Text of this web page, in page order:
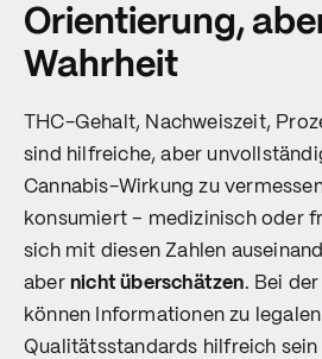
Orientierung,
Wahrheit
THC-Gehalt, Nachweiszeit,
sind hilfreiche, aber
Cannabis-Wirkung zu
konsumiert – medizinisch oder
sich mit diesen Zahlen
aber nicht überschätzen. Bei
können Informationen zu
Qualitätsstandards hilfreich sein